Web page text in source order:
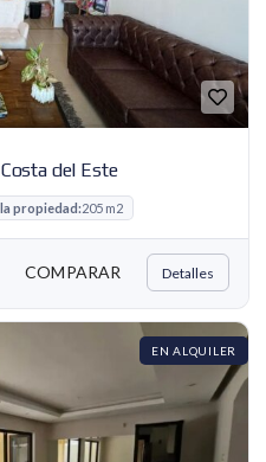
del Este
propiedad:205 m2
COMPARAR Detalles
EN ALQUILER